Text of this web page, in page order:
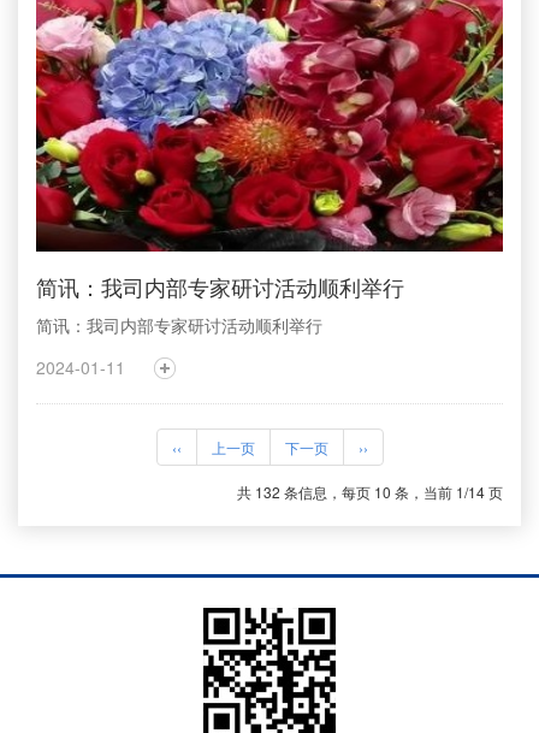
简讯：我司内部专家研讨活动顺利举行
简讯：我司内部专家研讨活动顺利举行
2024-01-11
‹‹ 上一页 下一页 ››
共 132 条信息，每页 10 条，当前 1/14 页